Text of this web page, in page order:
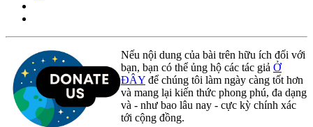
Nếu nội dung của bài trên hữu ích đối với
bạn, bạn có thể ủng hộ các tác giả Ở
ĐÂY để chúng tôi làm ngày càng tốt hơn
và mang lại kiến thức phong phú, đa dạng
và - như bao lâu nay - cực kỳ chính xác
tới cộng đồng.